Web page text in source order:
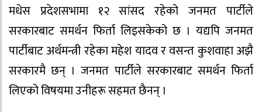
मधेस प्रदेशसभामा १२ सांसद रहेको जनमत पार्टीले
सरकारबाट समर्थन फिर्ता लिइसकेको छ । यद्यपि जनमत
पार्टीबाट अर्थमन्त्री रहेका महेश यादव र वसन्त कुशवाहा अझै
सरकारमै छन् । जनमत पार्टीले सरकारबाट समर्थन फिर्ता
लिएको विषयमा उनीहरू सहमत छैनन् ।